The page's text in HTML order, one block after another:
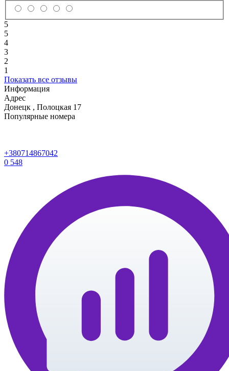
5
5
4
3
2
1
Показать все отзывы
Информация
Адрес
Донецк , Полоцкая 17
Популярные номера
+380714867042
0 548